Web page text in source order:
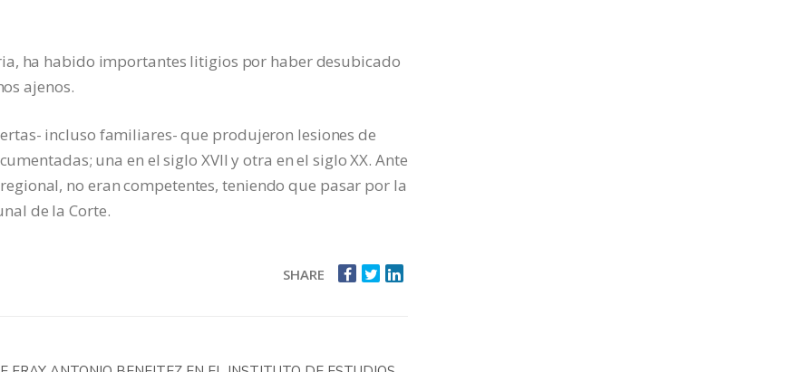
ha habido importantes litigios por haber desubicado
ajenos.
incluso familiares- que produjeron lesiones de
una en el siglo XVII y otra en el siglo XX. Ante
no eran competentes, teniendo que pasar por la
de la Corte.
SHARE